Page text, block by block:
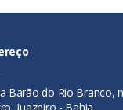
Barão do Rio Branco,